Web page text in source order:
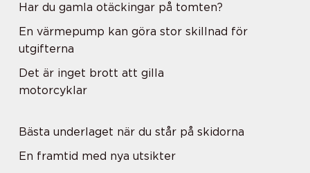
Har du gamla otäckingar på tomten?
En värmepump kan göra stor skillnad för
utgifterna
Det är inget brott att gilla
motorcyklar
Bästa underlaget när du står på skidorna
En framtid med nya utsikter